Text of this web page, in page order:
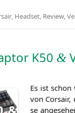
Headset Review
K50 &
Es ist
von Cor­sair,
se